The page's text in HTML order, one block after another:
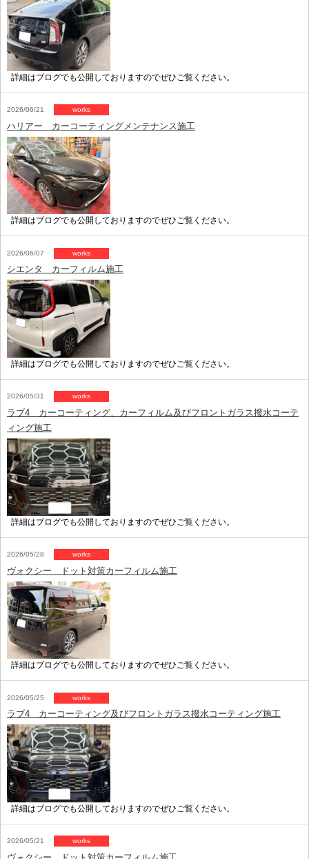
詳細はブログでも公開しておりますのでぜひご覧ください。
2026/06/21 works
ハリアー カーコーティングメンテナンス施工
詳細はブログでも公開しておりますのでぜひご覧ください。
2026/06/07 works
シエンタ カーフィルム施工
詳細はブログでも公開しておりますのでぜひご覧ください。
2026/05/31 works
ラブ4 カーコーティング、カーフィルム及びフロントガラス撥水コーテ
ィング施工
詳細はブログでも公開しておりますのでぜひご覧ください。
2026/05/28 works
ヴォクシー ドット対策カーフィルム施工
詳細はブログでも公開しておりますのでぜひご覧ください。
2026/05/25 works
ラブ4 カーコーティング及びフロントガラス撥水コーティング施工
詳細はブログでも公開しておりますのでぜひご覧ください。
2026/05/21 works
ヴォクシー ドット対策カーフィルム施工